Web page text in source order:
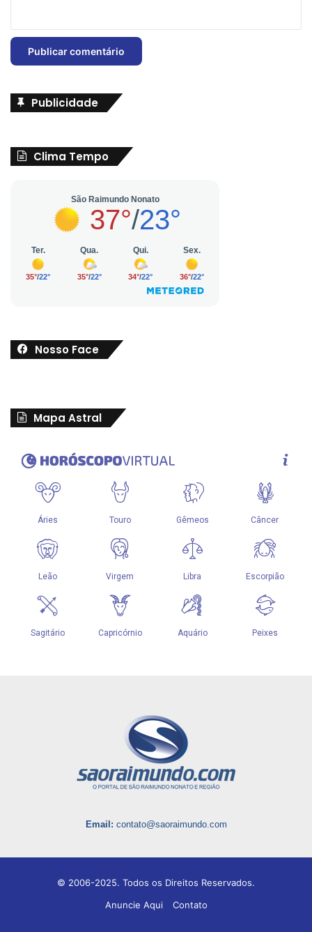
Publicidade
Clima Tempo
Nosso Face
Mapa Astral
Email: contato@saoraimundo.com
© 2006-2025. Todos os Direitos Reservados.
Anuncie Aqui
Contato